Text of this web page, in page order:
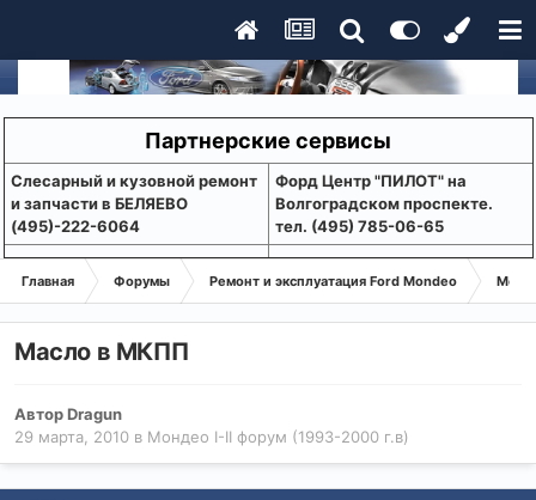
Партнерские сервисы
Слесарный и кузовной ремонт
и запчасти в БЕЛЯЕВО
(495)-222-6064
Форд Центр "ПИЛОТ" на
Волгоградском проспекте.
тел. (495) 785-06-65
Главная Форумы Ремонт и эксплуатация Ford Mondeo
Масло в МКПП
АвторDragun
29 марта, 2010 в Мондео I-II форум (1993-2000 г.в)